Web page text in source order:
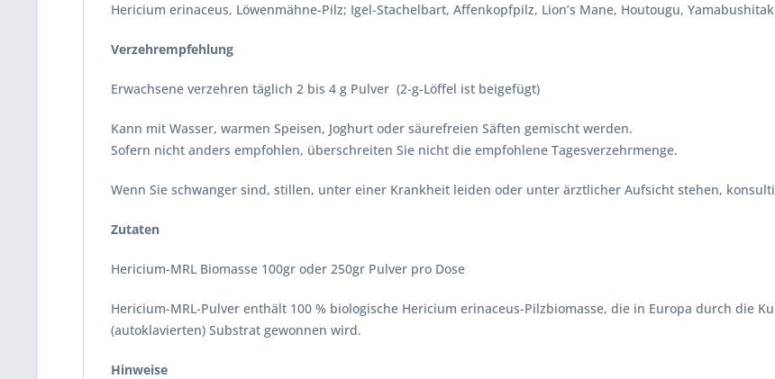
Hericium erinaceus, Löwenmähne-Pilz; Igel-Stachelbart, Affenkopfpilz, Lion’s Mane, Houtougu,
Verzehrempfehlung
Erwachsene verzehren täglich 2 bis 4 g Pulver (2-g-Löffel ist beigefügt)
Kann mit Wasser, warmen Speisen, Joghurt oder säurefreien Säften gemischt werden.
Sofern nicht anders empfohlen, überschreiten Sie nicht die empfohlene Tagesverzehrmenge.
Wenn Sie schwanger sind, stillen, unter einer Krankheit leiden oder unter ärztlicher Aufsicht stehen,
Zutaten
Hericium-MRL Biomasse 100gr oder 250gr Pulver pro Dose
Hericium-MRL-Pulver enthält 100 % biologische Hericium erinaceus-Pilzbiomasse, die in Europa durch die
(autoklavierten) Substrat gewonnen wird.
Hinweise